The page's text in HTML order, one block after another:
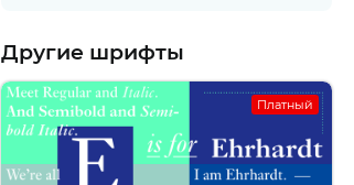
Другие шрифты
Платный